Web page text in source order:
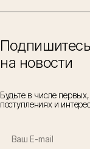
Подпишитесь
на новости
Будьте в числе
поступлениях и